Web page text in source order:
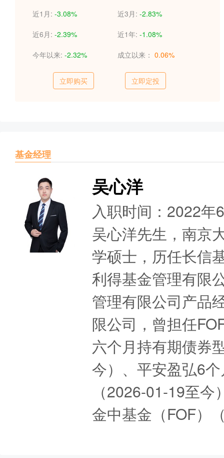
近1月: -3.08% 近3月: -2.83%
近6月: -2.39% 近1年: -1.08%
今年以来: -2.32% 成立以来： 0.06%
立即购买 立即定投
基金经理
吴心洋
入职时间：2022年
吴心洋先生，南京
学硕士，历任长信
利得基金管理有限
管理有限公司产品
限公司，曾担任
六个月持有期债券
今）、平安盈弘6
（2026-01-19至
金中基金（FOF）